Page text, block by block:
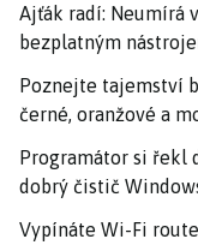
Ajťák radí: Neumírá
bezplatným
Poznejte tajemství
černé, oranžové a
Programátor si řekl
dobrý čistič
Vypínáte Wi-Fi